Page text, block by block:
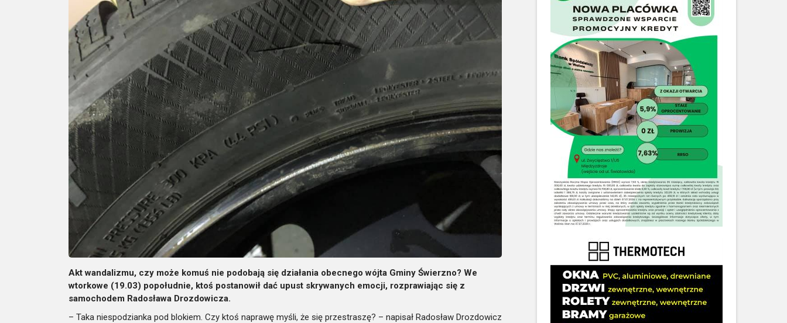
Akt wandalizmu, czy może komuś nie podobają się działania obecnego wójta Gminy Świerzno? We
wtorkowe (19.03) popołudnie, ktoś postanowił dać upust skrywanych emocji, rozprawiając się z
samochodem Radosława Drozdowicza.
– Taka niespodzianka pod blokiem. Czy ktoś naprawę myśli, że się przestraszę? – napisał Radosław Drozdowicz